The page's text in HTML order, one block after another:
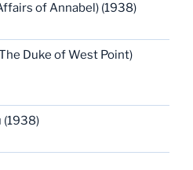
of Annabel) (1938)
Duke of West Point)
(1938)